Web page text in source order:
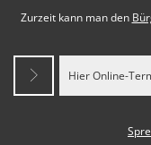
Zurzeit kann man den
Hier Online-